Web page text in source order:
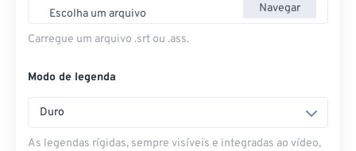
Escolha um arquivo Navegar
Carregue um arquivo .srt ou .ass.
Modo de legenda
Duro
As legendas rígidas, sempre visíveis e integradas ao vídeo,